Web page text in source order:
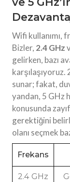
Wifi kullanımı,
Bizler, 2.4 GHz
gelirken, bazı
karşılaşıyoruz.
sunar; fakat,
yandan, 5 GHz
konusunda
gerektiğini
olanı seçmek
Frekans
2.4 GHz